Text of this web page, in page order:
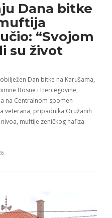
Dana bitke
“Svojom
su život
Dan bitke na Karušama,
Bosne i Hercegovine,
na Centralnom spomen-
veterana, pripadnika Oružanih
muftije zeničkog hafiza